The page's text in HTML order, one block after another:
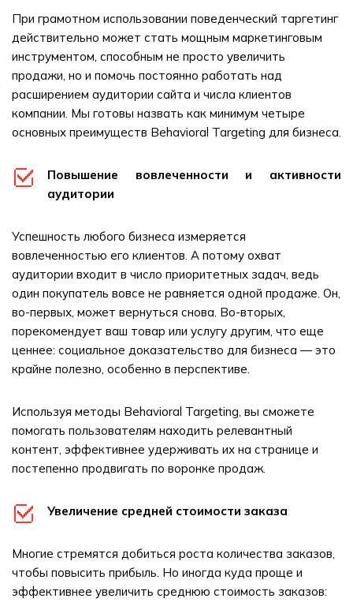
При грамотном использовании поведенческий таргетинг
действительно может стать мощным маркетинговым
инструментом, способным не просто увеличить
продажи, но и помочь постоянно работать над
расширением аудитории сайта и числа клиентов
компании. Мы готовы назвать как минимум четыре
основных преимуществ Behavioral Targeting для бизнеса.
Повышение вовлеченности и активности
аудитории
Успешность любого бизнеса измеряется
вовлеченностью его клиентов. А потому охват
аудитории входит в число приоритетных задач, ведь
один покупатель вовсе не равняется одной продаже. Он,
во-первых, может вернуться снова. Во-вторых,
порекомендует ваш товар или услугу другим, что еще
ценнее: социальное доказательство для бизнеса — это
крайне полезно, особенно в перспективе.
Используя методы Behavioral Targeting, вы сможете
помогать пользователям находить релевантный
контент, эффективнее удерживать их на странице и
постепенно продвигать по воронке продаж.
Увеличение средней стоимости заказа
Многие стремятся добиться роста количества заказов,
чтобы повысить прибыль. Но иногда куда проще и
эффективнее увеличить среднюю стоимость заказов: